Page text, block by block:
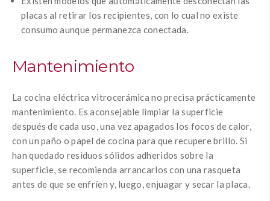
placas al retirar los recipientes, con lo cual no existe
consumo aunque permanezca conectada.
Mantenimiento
La cocina eléctrica vitrocerámica no precisa prácticamente
mantenimiento. Es aconsejable limpiar la superficie
después de cada uso, una vez apagados los focos de calor,
con un paño o papel de cocina para que recupere brillo. Si
han quedado residuos sólidos adheridos sobre la
superficie, se recomienda arrancarlos con una rasqueta
antes de que se enfríen y, luego, enjuagar y secar la placa.